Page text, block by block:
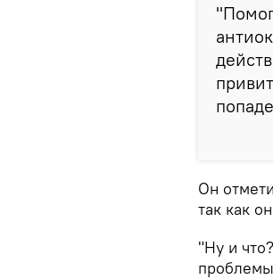
Он
так как
"Ну и